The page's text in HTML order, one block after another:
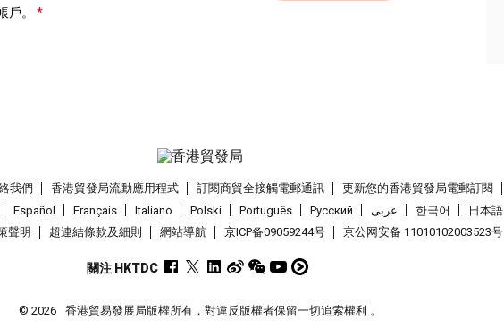
。
我們 香港貿發局流動應用程式 訂閱商貿全接觸電郵通訊 更新您的香港貿發局電郵訂閱
Español
Français Italiano Polski Português Pусский عربى 한국어
日本語
聲明
超連結條款及細則 網站導航 京ICP备09059244号 京公网安备 11010102003523号
關注 HKTDC
© 2026 香港貿易發展局版權所有，對違反版權者保留一切追索權利 。